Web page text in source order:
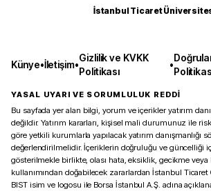
İstanbul Ticaret
Künye•İletişim•
Gizlilik ve KVKK
Politikası
•
YASAL UYARI VE SORUMLULUK REDDİ
Bu sayfada yer alan bilgi, yorum ve içerikler yatırım
değildir. Yatırım kararları, kişisel mali durumunuz ile
göre yetkili kurumlarla yapılacak yatırım danışmanlığı
değerlendirilmelidir. İçeriklerin doğruluğu ve güncelliği
gösterilmekle birlikte, olası hata, eksiklik, gecikme
kullanımından doğabilecek zararlardan İstanbul Ticaret
BIST isim ve logosu ile Borsa İstanbul A.Ş. adına